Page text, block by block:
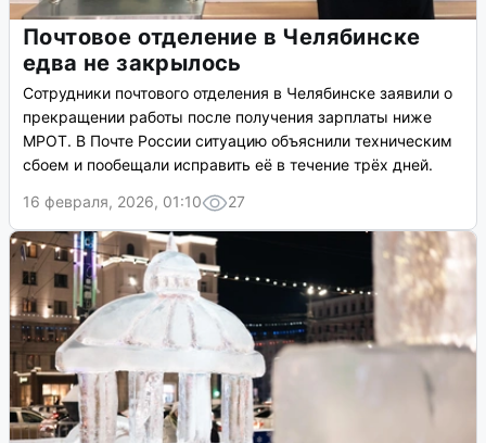
Почтовое отделение в Челябинске
едва не закрылось
Сотрудники почтового отделения в Челябинске заявили о
прекращении работы после получения зарплаты ниже
МРОТ. В Почте России ситуацию объяснили техническим
сбоем и пообещали исправить её в течение трёх дней.
16 февраля, 2026, 01:10
27